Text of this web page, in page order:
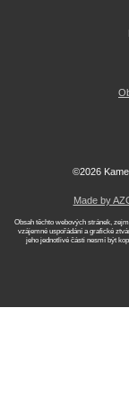
©2026
Made by
Obsah těchto webových stránek,
vzájemné uspořádání a grafické
jeho jednotlivé části nesmí být